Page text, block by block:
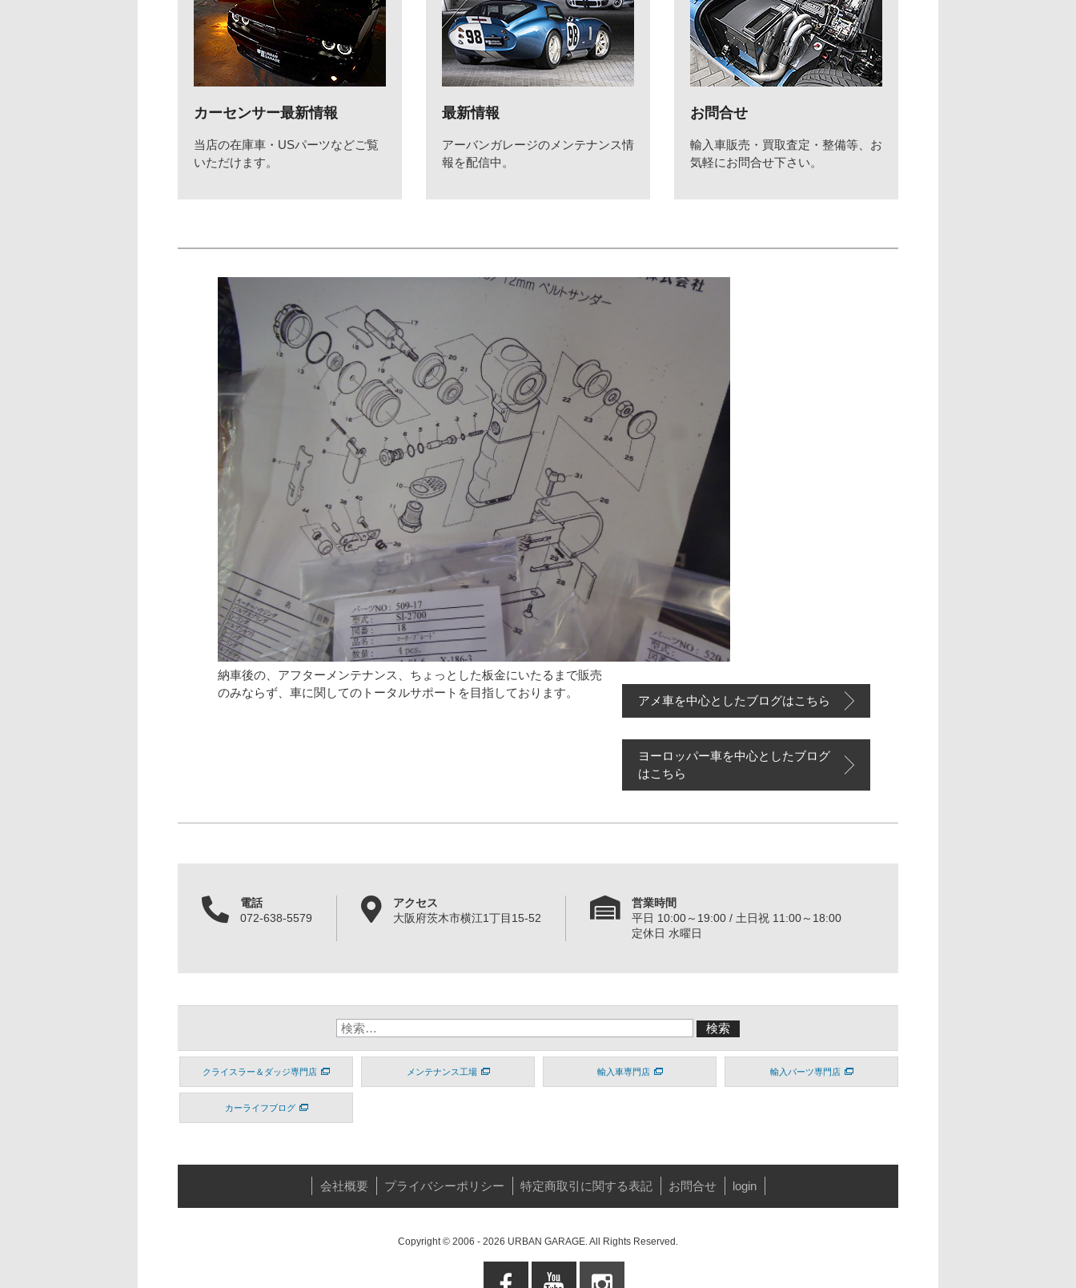
カーセンサー最新情報
当店の在庫車・USパーツなどご覧
いただけます。
最新情報
アーバンガレージのメンテナンス情
報を配信中。
お問合せ
輸入車販売・買取査定・整備等、お
気軽にお問合せ下さい。
納車後の、アフターメンテナンス、ちょっとした板金にいたるまで販売
のみならず、車に関してのトータルサポートを目指しております。
アメ車を中心としたブログはこちら
ヨーロッパー車を中心としたブログ
はこちら
電話
072-638-5579
アクセス
大阪府茨木市横江1丁目15-52
営業時間
平日 10:00～19:00 / 土日祝 11:00～18:00
定休日 水曜日
クライスラー＆ダッジ専門店 メンテナンス工場 輸入車専門店 輸入パーツ専門店
カーライフブログ
会社概要 プライバシーポリシー 特定商取引に関する表記 お問合せ login
Copyright © 2006 - 2026 URBAN GARAGE. All Rights Reserved.